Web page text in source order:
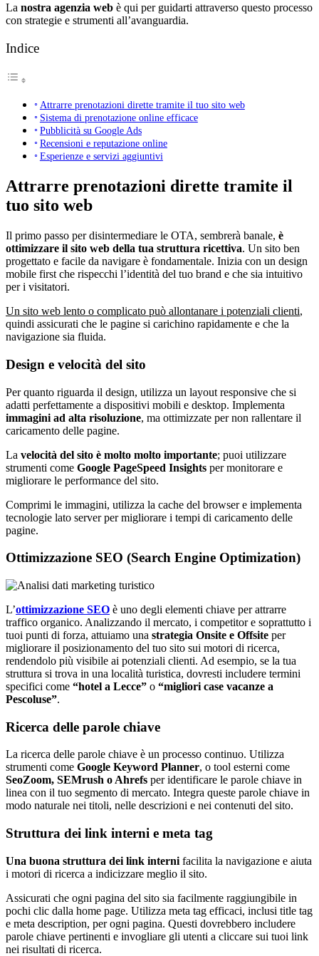
La nostra agenzia web è qui per guidarti attraverso questo processo
con strategie e strumenti all’avanguardia.
Indice
Attrarre prenotazioni dirette tramite il tuo sito web
Sistema di prenotazione online efficace
Pubblicità su Google Ads
Recensioni e reputazione online
Esperienze e servizi aggiuntivi
Attrarre prenotazioni dirette tramite il
tuo sito web
Il primo passo per disintermediare le OTA, sembrerà banale, è
ottimizzare il sito web della tua struttura ricettiva. Un sito ben
progettato e facile da navigare è fondamentale. Inizia con un design
mobile first che rispecchi l’identità del tuo brand e che sia intuitivo
per i visitatori.
Un sito web lento o complicato può allontanare i potenziali clienti,
quindi assicurati che le pagine si carichino rapidamente e che la
navigazione sia fluida.
Design e velocità del sito
Per quanto riguarda il design, utilizza un layout responsive che si
adatti perfettamente a dispositivi mobili e desktop. Implementa
immagini ad alta risoluzione, ma ottimizzate per non rallentare il
caricamento delle pagine.
La velocità del sito è molto molto importante; puoi utilizzare
strumenti come Google PageSpeed Insights per monitorare e
migliorare le performance del sito.
Comprimi le immagini, utilizza la cache del browser e implementa
tecnologie lato server per migliorare i tempi di caricamento delle
pagine.
Ottimizzazione SEO (Search Engine Optimization)
L’ottimizzazione SEO è uno degli elementi chiave per attrarre
traffico organico. Analizzando il mercato, i competitor e soprattutto i
tuoi punti di forza, attuiamo una strategia Onsite e Offsite per
migliorare il posizionamento del tuo sito sui motori di ricerca,
rendendolo più visibile ai potenziali clienti. Ad esempio, se la tua
struttura si trova in una località turistica, dovresti includere termini
specifici come “hotel a Lecce” o “migliori case vacanze a
Pescoluse”.
Ricerca delle parole chiave
La ricerca delle parole chiave è un processo continuo. Utilizza
strumenti come Google Keyword Planner, o tool esterni come
SeoZoom, SEMrush o Ahrefs per identificare le parole chiave in
linea con il tuo segmento di mercato. Integra queste parole chiave in
modo naturale nei titoli, nelle descrizioni e nei contenuti del sito.
Struttura dei link interni e meta tag
Una buona struttura dei link interni facilita la navigazione e aiuta
i motori di ricerca a indicizzare meglio il sito.
Assicurati che ogni pagina del sito sia facilmente raggiungibile in
pochi clic dalla home page. Utilizza meta tag efficaci, inclusi title tag
e meta description, per ogni pagina. Questi dovrebbero includere
parole chiave pertinenti e invogliare gli utenti a cliccare sui tuoi link
nei risultati di ricerca.